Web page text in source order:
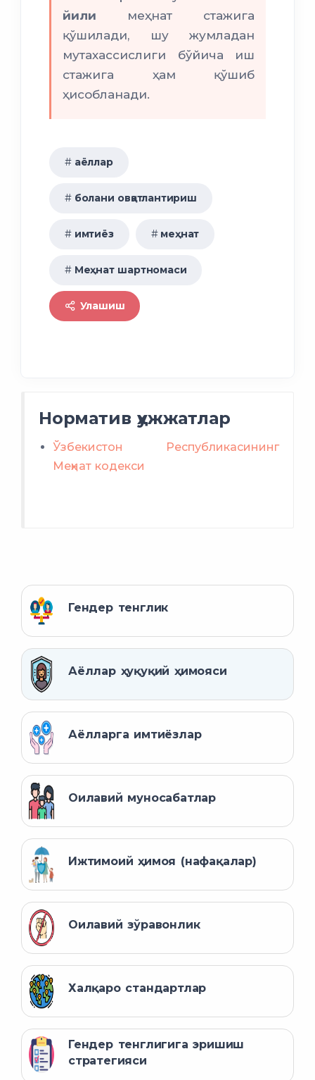
йили меҳнат стажига
қўшилади, шу жумладан
мутахассислиги бўйича иш
стажига ҳам қўшиб
ҳисобланади.
аёллар
болани овқатлантириш
имтиёз меҳнат
Меҳнат шартномаси
Улашиш
Норматив ҳужжатлар
Ўзбекистон Республикасининг
Меҳнат кодекси
Гендер тенглик
Аёллар ҳуқуқий ҳимояси
Аёлларга имтиёзлар
Оилавий муносабатлар
Ижтимоий ҳимоя (нафақалар)
Оилавий зўравонлик
Халқаро стандартлар
Гендер тенглигига эришиш
стратегияси